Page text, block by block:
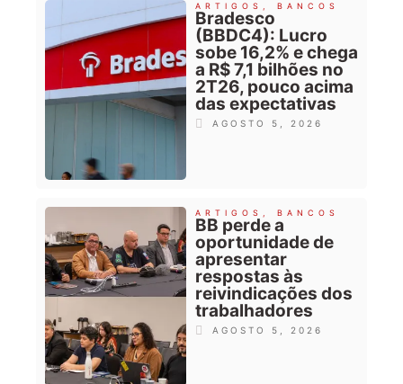
ARTIGOS , BANCOS
Bradesco
(BBDC4): Lucro
sobe 16,2% e chega
a R$ 7,1 bilhões no
2T26, pouco acima
das expectativas
AGOSTO 5, 2026
ARTIGOS , BANCOS
BB perde a
oportunidade de
apresentar
respostas às
reivindicações dos
trabalhadores
AGOSTO 5, 2026